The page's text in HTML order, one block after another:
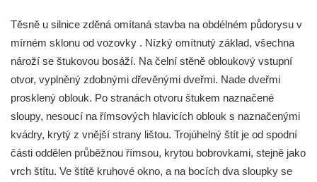
Křížová cesta Římov – XXII. kaple – Šimon
Cyrénský pomáhá Ježíši nést kříž
Křížová cesta Římov – XXI. kaple –
Popravní brána
Křížová cesta Římov – XX. kaple – Svatá
Veronika potkává Ježíše a utírá mu do své
roušky pot z tváře
Těsně u silnice zděná omítaná stavba na obdélném půdorysu v
mírném sklonu od vozovky . Nízký omítnutý základ, všechna
nároží se štukovou bosáží. Na čelní stěně obloukový vstupní
otvor, vyplněný zdobnými dřevěnými dveřmi. Nade dveřmi
prosklený oblouk. Po stranách otvoru štukem naznačené
sloupy, nesoucí na římsových hlavicích oblouk s naznačenými
kvádry, krytý z vnější strany lištou. Trojúhelný štít je od spodní
části oddělen průběžnou římsou, krytou bobrovkami, stejně jako
vrch štítu. Ve štítě kruhové okno, a na bocích dva sloupky se